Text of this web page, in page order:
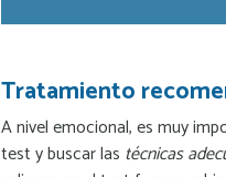
Tratamiento
A nivel emocional, es muy
test y buscar las técnicas